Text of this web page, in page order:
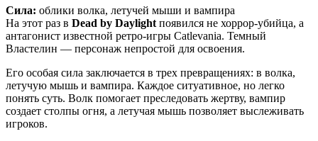
Сила: облики волка, летучей мыши и вампира
На этот раз в Dead by Daylight появился не хоррор-убийца, а
антагонист известной ретро-игры Catlevania. Темный
Властелин — персонаж непростой для освоения.
Его особая сила заключается в трех превращениях: в волка,
летучую мышь и вампира. Каждое ситуативное, но легко
понять суть. Волк помогает преследовать жертву, вампир
создает столпы огня, а летучая мышь позволяет выслеживать
игроков.